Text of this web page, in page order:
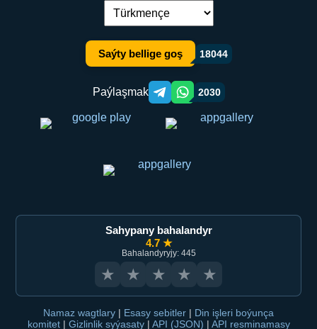
Dil çalşyryş:
Saýty bellige goş 18044
Paýlaşmak Telegram orqali ulashish
WhatsApp orqali ulashish
2030
Sahypany bahalandyr
4.7 ★
Bahalandyryjy: 445
★ ★ ★ ★ ★
Namaz wagtlary | Esasy sebitler | Din işleri boýunça
komitet | Gizlinlik syýasaty | API (JSON) | API resminamasy